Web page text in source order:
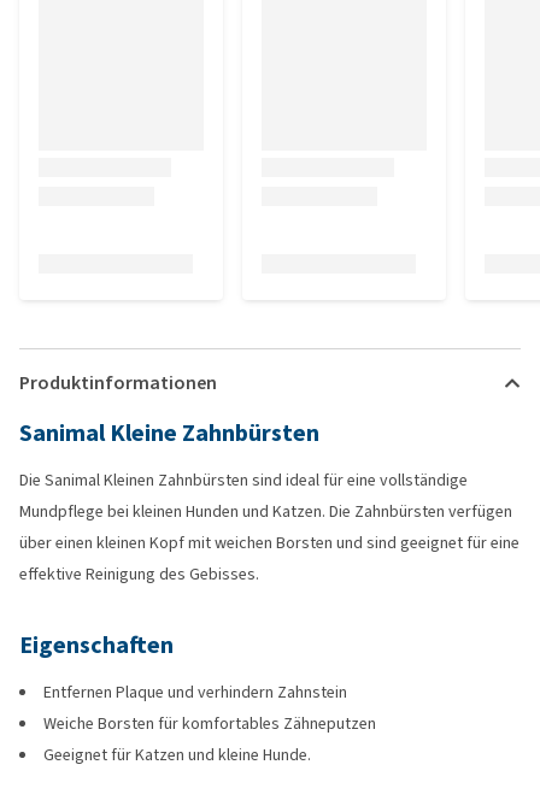
Produktinformationen
Sanimal Kleine Zahnbürsten
Die Sanimal Kleinen Zahnbürsten sind ideal für eine vollständige
Mundpflege bei kleinen Hunden und Katzen. Die Zahnbürsten verfügen
über einen kleinen Kopf mit weichen Borsten und sind geeignet für eine
effektive Reinigung des Gebisses.
Eigenschaften
Entfernen Plaque und verhindern Zahnstein
Weiche Borsten für komfortables Zähneputzen
Geeignet für Katzen und kleine Hunde.